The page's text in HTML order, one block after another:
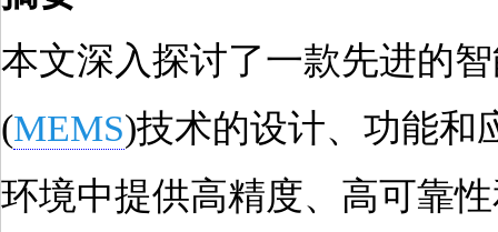
本文深入探讨了一款先进的
(MEMS)技术的设计、功能和
环境中提供高精度、高可靠